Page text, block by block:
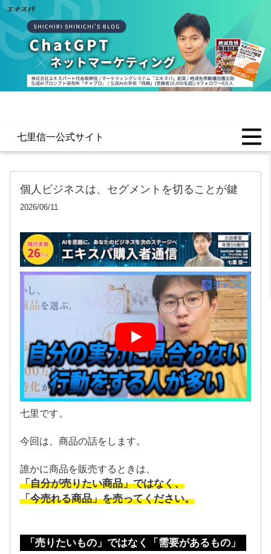
七里信一公式サイト
個人ビジネスは、セグメントを切ることが鍵
2026/06/11
七里です。
今回は、商品の話をします。
誰かに商品を販売するときは、
「自分が売りたい商品」ではなく、
「今売れる商品」を売ってください。
「売りたいもの」ではなく「需要があるもの」